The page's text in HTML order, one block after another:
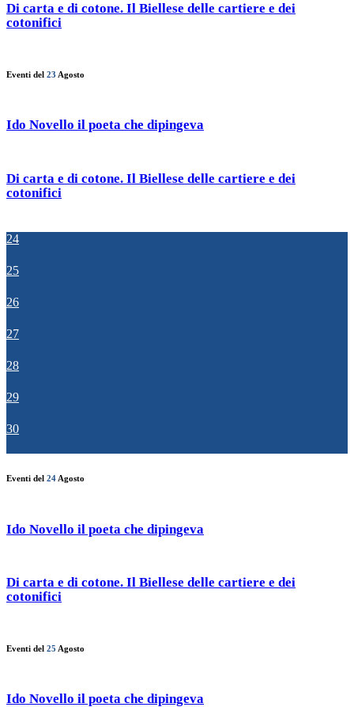
Di carta e di cotone. Il Biellese delle cartiere e dei
cotonifici
Eventi del 23 Agosto
Ido Novello il poeta che dipingeva
Di carta e di cotone. Il Biellese delle cartiere e dei
cotonifici
24
25
26
27
28
29
30
Eventi del 24 Agosto
Ido Novello il poeta che dipingeva
Di carta e di cotone. Il Biellese delle cartiere e dei
cotonifici
Eventi del 25 Agosto
Ido Novello il poeta che dipingeva